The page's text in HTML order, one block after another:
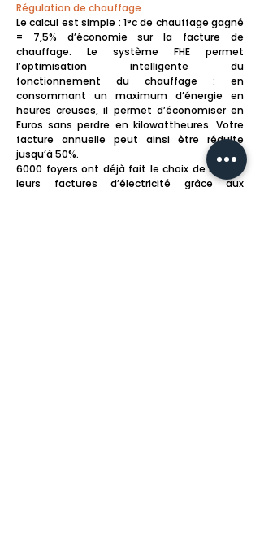
Régulation de chauffage
Le calcul est simple : 1°c de chauffage gagné
= 7,5% d’économie sur la facture de
chauffage. Le système FHE permet
l’optimisation intelligente du
fonctionnement du chauffage : en
consommant un maximum d’énergie en
heures creuses, il permet d’économiser en
Euros sans perdre en kilowattheures. Votre
facture annuelle peut ainsi être réduite
jusqu’à 50%.
6000 foyers ont déjà fait le choix de réduire
leurs factures d’électricité grâce aux